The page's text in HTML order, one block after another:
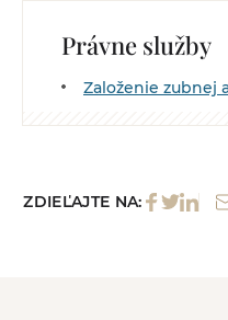
Právne služby
Založenie zubnej
ZDIEĽAJTE NA: